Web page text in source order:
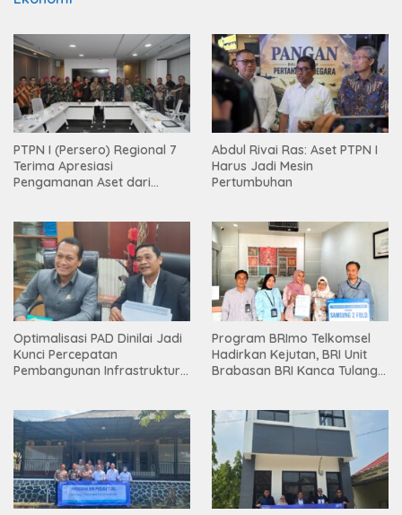
PTPN I (Persero) Regional 7
Terima Apresiasi
Pengamanan Aset dari
Abdul Rivai Ras: Aset PTPN I
Harus Jadi Mesin
Pertumbuhan
Optimalisasi PAD Dinilai Jadi
Kunci Percepatan
Pembangunan Infrastruktur
Program BRImo Telkomsel
Hadirkan Kejutan, BRI Unit
Brabasan BRI Kanca Tulang
Mesuji